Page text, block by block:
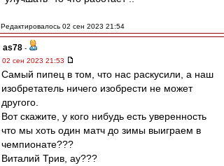
Редактировалось 02 сен 2023 21:54
as78 -
02 сен 2023 21:53
Самый пипец в том, что нас раскусили, а наш
изобретатель ничего изобрести не может
другого.
Вот скажите, у кого нибудь есть уверенность
что мы хоть один матч до зимы выиграем в
чемпионате???
Виталий Трив, ау???